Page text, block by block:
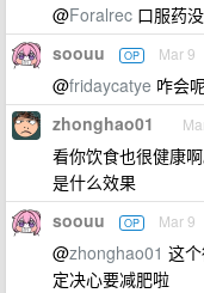
@Foralrec 口服药
soouu OP Mar 9
@fridaycatye 咋会
zhonghao01
看你饮食也很健康
是什么效果
soouu OP Mar 9
@zhonghao01 这
定决心要减肥啦